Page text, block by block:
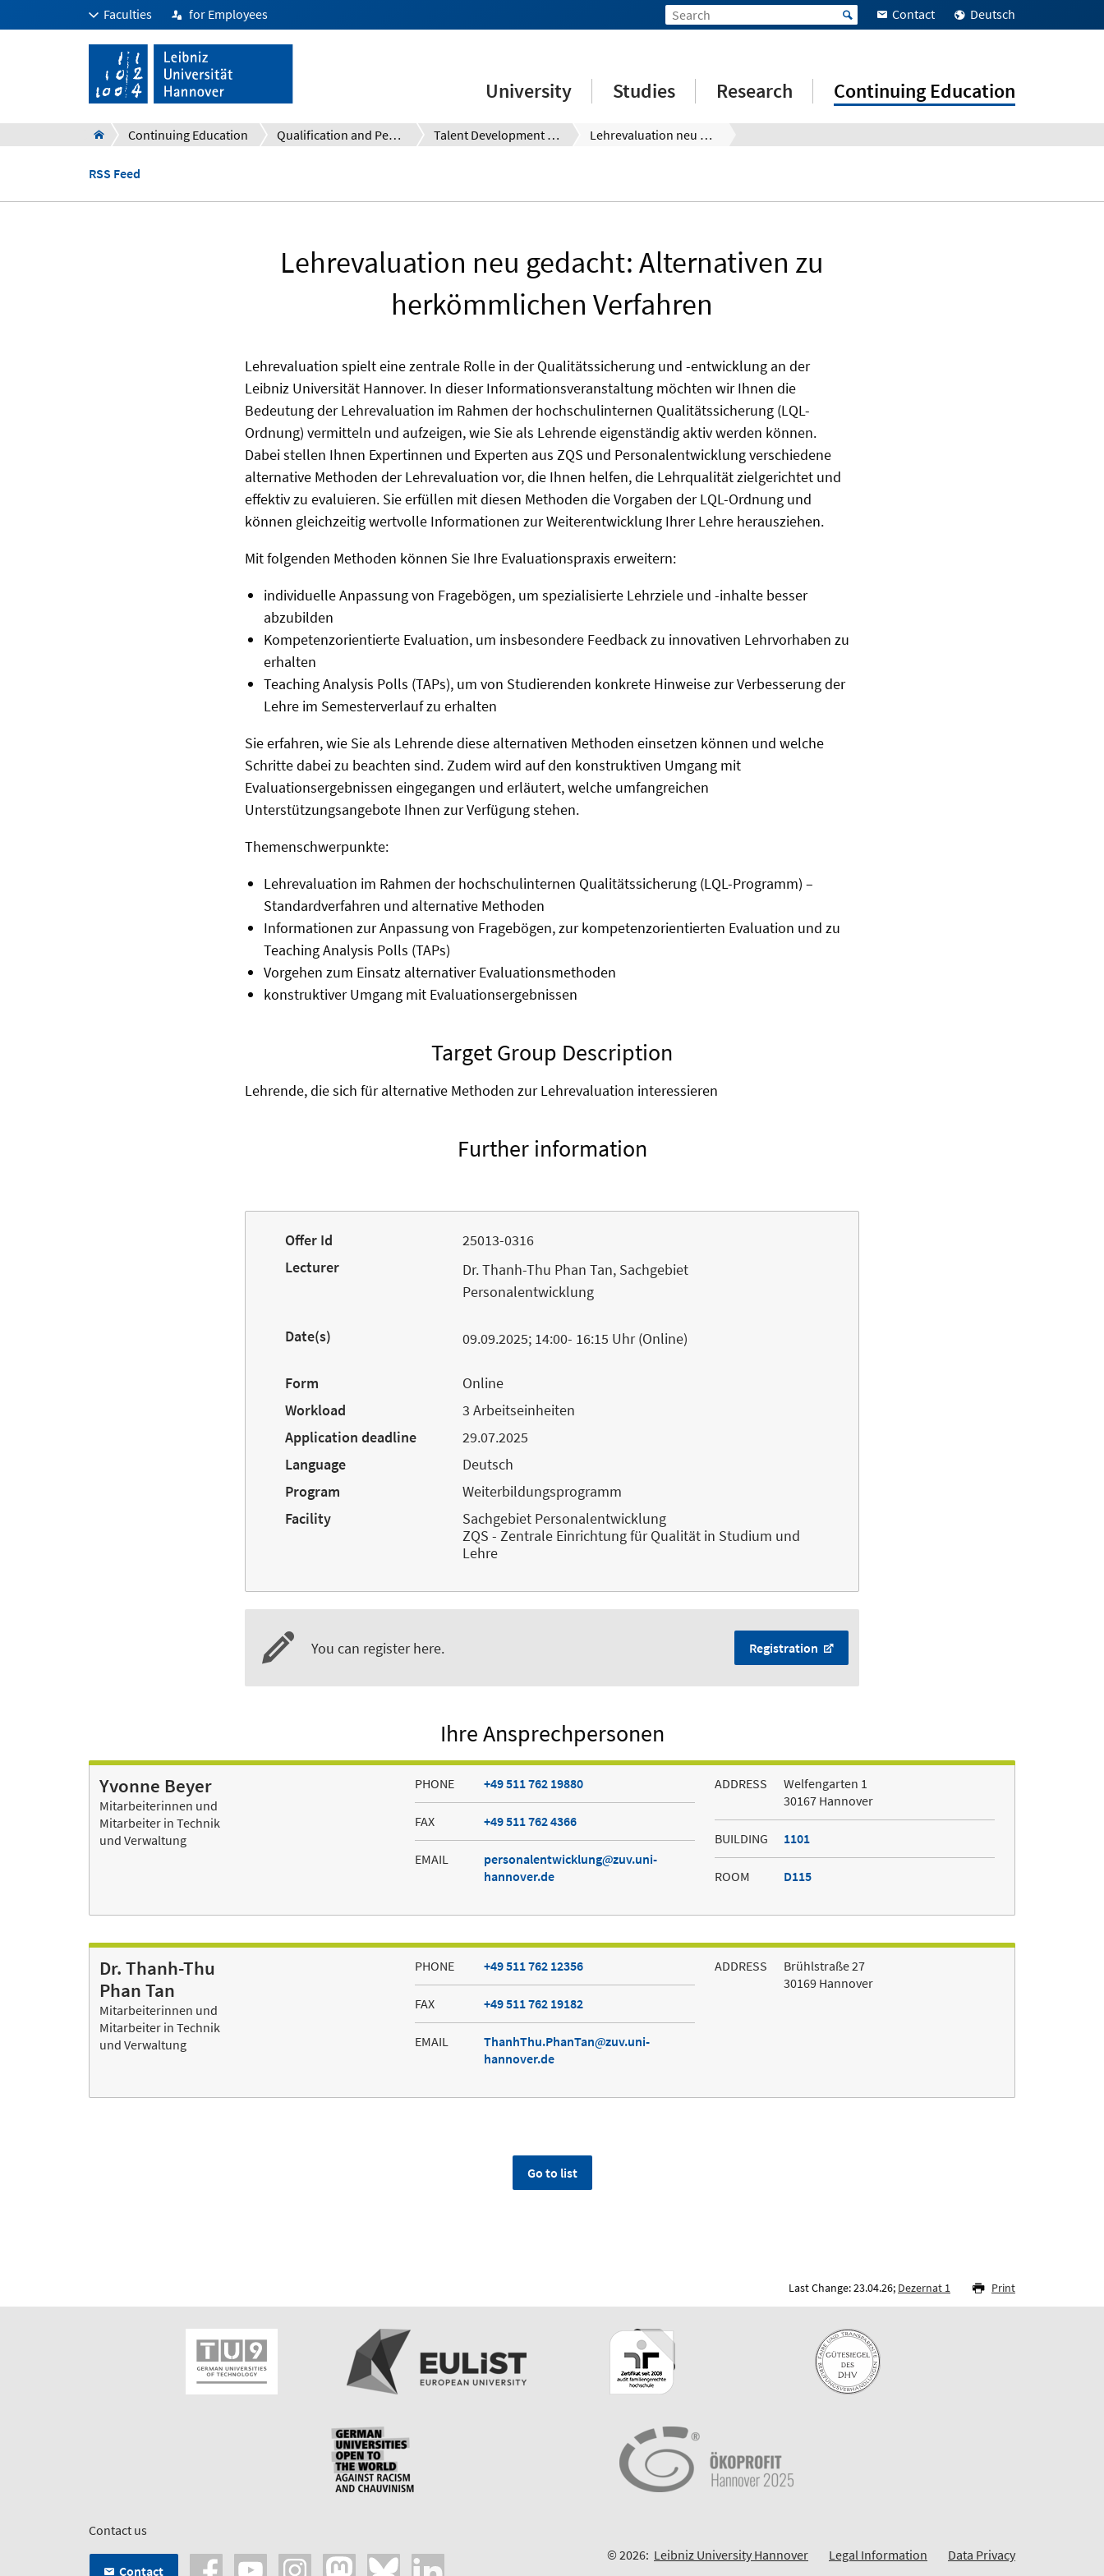
Faculties for Employees Contact Deutsch
University Studies Research Continuing Education
Continuing Education Qualification and Personnel Development for Employees, Researchers and Teaching Staff Talent Development System (TDS) Lehrevaluation neu gedacht: Alternativen zu herkömmlichen Verfahren
RSS Feed
Lehrevaluation neu gedacht: Alternativen zu
herkömmlichen Verfahren
Lehrevaluation spielt eine zentrale Rolle in der Qualitätssicherung und -entwicklung an der
Leibniz Universität Hannover. In dieser Informationsveranstaltung möchten wir Ihnen die
Bedeutung der Lehrevaluation im Rahmen der hochschulinternen Qualitätssicherung (LQL-
Ordnung) vermitteln und aufzeigen, wie Sie als Lehrende eigenständig aktiv werden können.
Dabei stellen Ihnen Expertinnen und Experten aus ZQS und Personalentwicklung verschiedene
alternative Methoden der Lehrevaluation vor, die Ihnen helfen, die Lehrqualität zielgerichtet und
effektiv zu evaluieren. Sie erfüllen mit diesen Methoden die Vorgaben der LQL-Ordnung und
können gleichzeitig wertvolle Informationen zur Weiterentwicklung Ihrer Lehre herausziehen.
Mit folgenden Methoden können Sie Ihre Evaluationspraxis erweitern:
individuelle Anpassung von Fragebögen, um spezialisierte Lehrziele und -inhalte besser
abzubilden
Kompetenzorientierte Evaluation, um insbesondere Feedback zu innovativen Lehrvorhaben zu
erhalten
Teaching Analysis Polls (TAPs), um von Studierenden konkrete Hinweise zur Verbesserung der
Lehre im Semesterverlauf zu erhalten
Sie erfahren, wie Sie als Lehrende diese alternativen Methoden einsetzen können und welche
Schritte dabei zu beachten sind. Zudem wird auf den konstruktiven Umgang mit
Evaluationsergebnissen eingegangen und erläutert, welche umfangreichen
Unterstützungsangebote Ihnen zur Verfügung stehen.
Themenschwerpunkte:
Lehrevaluation im Rahmen der hochschulinternen Qualitätssicherung (LQL-Programm) –
Standardverfahren und alternative Methoden
Informationen zur Anpassung von Fragebögen, zur kompetenzorientierten Evaluation und zu
Teaching Analysis Polls (TAPs)
Vorgehen zum Einsatz alternativer Evaluationsmethoden
konstruktiver Umgang mit Evaluationsergebnissen
Target Group Description
Lehrende, die sich für alternative Methoden zur Lehrevaluation interessieren
Further information
Offer Id
25013-0316
Lecturer
Dr. Thanh-Thu Phan Tan, Sachgebiet
Personalentwicklung
Date(s) 09.09.2025; 14:00- 16:15 Uhr (Online)
Form
Online
Workload
3 Arbeitseinheiten
Application deadline
29.07.2025
Language
Deutsch
Program
Weiterbildungsprogramm
Facility
Sachgebiet Personalentwicklung
ZQS - Zentrale Einrichtung für Qualität in Studium und
Lehre
You can register here. Registration
Ihre Ansprechpersonen
Yvonne Beyer
Mitarbeiterinnen und
Mitarbeiter in Technik
und Verwaltung
PHONE +49 511 762 19880
FAX +49 511 762 4366
EMAIL personalentwicklung
zuv.uni-
hannover.de
ADDRESS
Welfengarten 1
30167 Hannover
BUILDING 1101
ROOM D115
Dr. Thanh-Thu
Phan Tan
Mitarbeiterinnen und
Mitarbeiter in Technik
und Verwaltung
PHONE +49 511 762 12356
FAX +49 511 762 19182
EMAIL ThanhThu.PhanTan
zuv.uni-
hannover.de
ADDRESS
Brühlstraße 27
30169 Hannover
Go to list
Last Change: 23.04.26; Dezernat 1 Print
Contact us
Contact
© 2026: Leibniz University Hannover Legal Information
Data Privacy